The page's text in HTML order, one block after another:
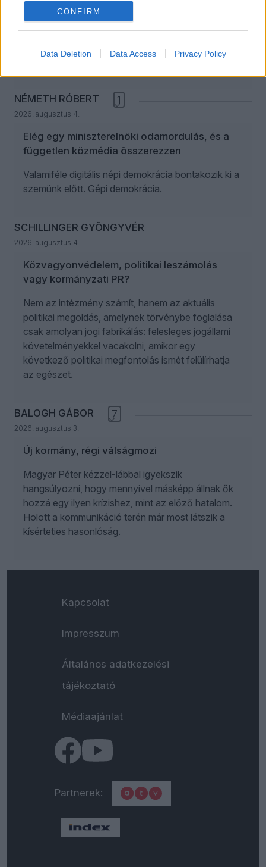
CONFIRM
Data Deletion Data Access Privacy Policy
szegény paraszociális gyermekeink
Úgy is fogalmazhatunk: a kampánycél teljesült, az
együttműködés sikeres volt, további
szolgáltatásokra most nincs szükség.
NÉMETH RÓBERT
2026. augusztus 4.
1
Elég egy miniszterelnöki odamordulás, és a
független közmédia összerezzen
Valamiféle digitális népi demokrácia bontakozik ki a
szemünk előtt. Gépi demokrácia.
SCHILLINGER GYÖNGYVÉR
2026. augusztus 4.
Közvagyonvédelem, politikai leszámolás
vagy kormányzati PR?
Nem az intézmény számít, hanem az aktuális
politikai megoldás, amelynek törvénybe foglalása
csak amolyan jogi fabrikálás: felesleges jogállami
követelményekkel vacakolni, amikor egy
következő politikai megfontolás ismét felülírhatja
az egészet.
BALOGH GÁBOR
2026. augusztus 3.
7
Új kormány, régi válságmozi
Magyar Péter kézzel-lábbal igyekszik
hangsúlyozni, hogy mennyivel másképp állnak ők
hozzá egy ilyen krízishez, mint az előző hatalom.
Holott a kommunikáció terén már most látszik a
kísérteties hasonlóság.
Kapcsolat
Impresszum
Általános adatkezelési
tájékoztató
Médiaajánlat
Partnerek: